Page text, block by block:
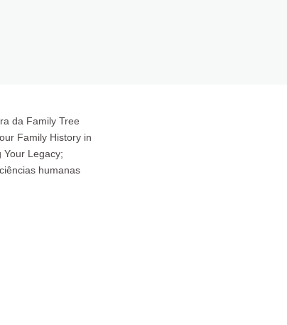
da Family Tree
Family History in
Your Legacy;
humanas